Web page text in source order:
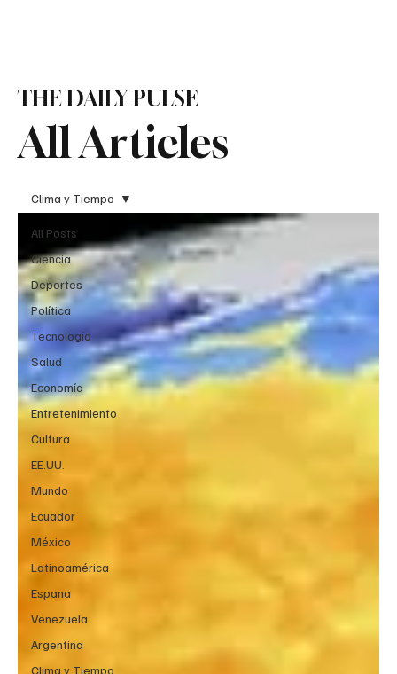
All Articles
THE DAILY PULSE
All Posts
Ciencia
Deportes
Política
Tecnología
Salud
Economía
Entretenimiento
Cultura
EE.UU.
Mundo
Ecuador
México
Latinoamérica
Espana
Venezuela
Argentina
Clima y Tiempo
Clima y Tiempo